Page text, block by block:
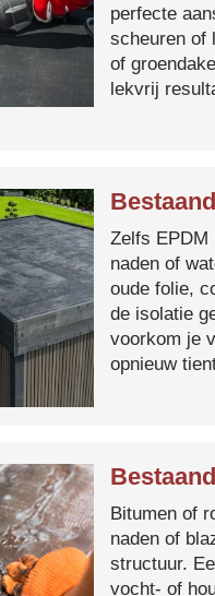
perfecte
scheuren of
of
lekvrij
Zelfs EPDM
naden of
oude folie,
de isolatie
voorkom je
opnieuw
Bitumen of
naden of
structuur.
vocht- of